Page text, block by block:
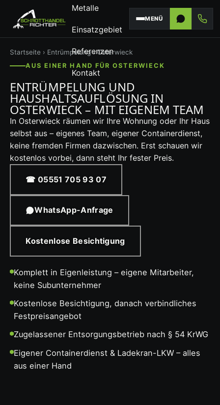
Metalle
Einsatzgebiet
Referenzen
Kontakt
MENÜ
Startseite › Entrümpelung› Osterwieck
AUS EINER HAND FÜR OSTERWIECK
ENTRÜMPELUNG UND
HAUSHALTSAUFLÖSUNG IN
OSTERWIECK – MIT EIGENEM TEAM
In Osterwieck räumen wir Ihre Wohnung oder Ihr Haus
selbst aus – eigenes Team, eigener Containerdienst,
keine fremden Firmen dazwischen. Erst schauen wir
kostenlos vorbei, dann steht Ihr fester Preis.
☎ 05551 705 93 07
WhatsApp-Anfrage
Kostenlose Besichtigung
Komplett in Eigenleistung – eigene Mitarbeiter,
keine Subunternehmer
Kostenlose Besichtigung, danach verbindliches
Festpreisangebot
Zugelassener Entsorgungsbetrieb nach § 54 KrWG
Eigener Containerdienst & Ladekran-LKW – alles
aus einer Hand